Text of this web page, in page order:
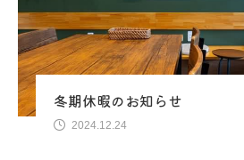
冬期休暇のお知らせ
2024.12.24